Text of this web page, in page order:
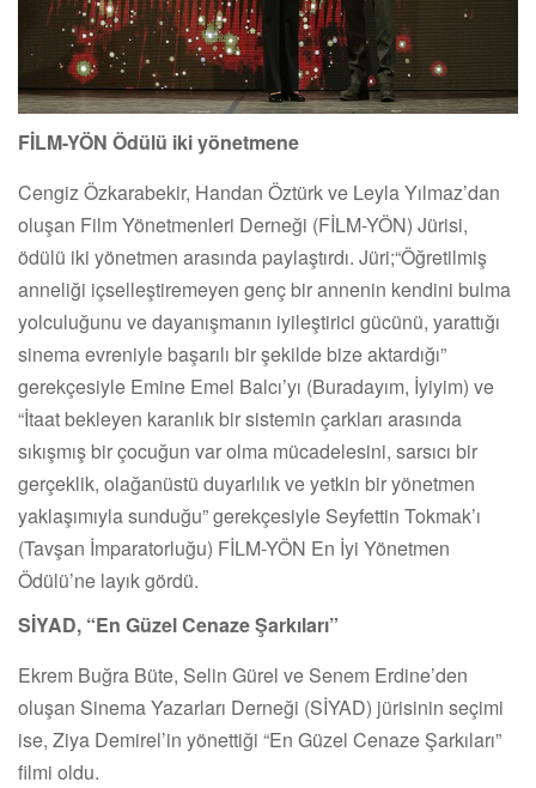
FİLM-YÖN Ödülü iki yönetmene
Cengiz Özkarabekir, Handan Öztürk ve Leyla Yılmaz’dan
oluşan Film Yönetmenleri Derneği (FİLM-YÖN) Jürisi,
ödülü iki yönetmen arasında paylaştırdı. Jüri;“Öğretilmiş
anneliği içselleştiremeyen genç bir annenin kendini bulma
yolculuğunu ve dayanışmanın iyileştirici gücünü, yarattığı
sinema evreniyle başarılı bir şekilde bize aktardığı”
gerekçesiyle Emine Emel Balcı’yı (Buradayım, İyiyim) ve
“İtaat bekleyen karanlık bir sistemin çarkları arasında
sıkışmış bir çocuğun var olma mücadelesini, sarsıcı bir
gerçeklik, olağanüstü duyarlılık ve yetkin bir yönetmen
yaklaşımıyla sunduğu” gerekçesiyle Seyfettin Tokmak’ı
(Tavşan İmparatorluğu) FİLM-YÖN En İyi Yönetmen
Ödülü’ne layık gördü.
SİYAD, “En Güzel Cenaze Şarkıları”
Ekrem Buğra Büte, Selin Gürel ve Senem Erdine’den
oluşan Sinema Yazarları Derneği (SİYAD) jürisinin seçimi
ise, Ziya Demirel’in yönettiği “En Güzel Cenaze Şarkıları”
filmi oldu.